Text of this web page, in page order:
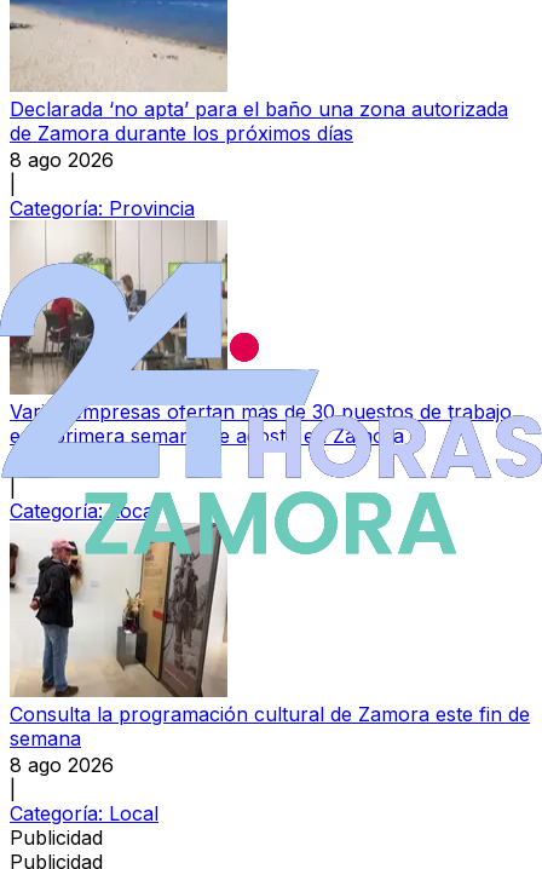
Declarada ‘no apta’ para el baño una zona autorizada
de Zamora durante los próximos días
8 ago 2026
Categoría: Provincia
Varias empresas ofertan más de 30 puestos de trabajo
esta primera semana de agosto en Zamora
|
Categoría:Local
Consulta la programación cultural de Zamora este fin de
semana
8 ago 2026
Categoría: Local
Publicidad
Publicidad